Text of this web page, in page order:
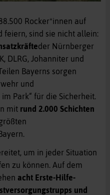
Rocker*innen auf
sind sie nicht allein:
der Nürnberger
DLRG, Johanniter und
Bayerns sorgen
und
Park“ für die Sicherheit.
mit rund 2.000 Schichten
um in jeder Situation
zu können. Auf dem
acht Erste-Hilfe-
und